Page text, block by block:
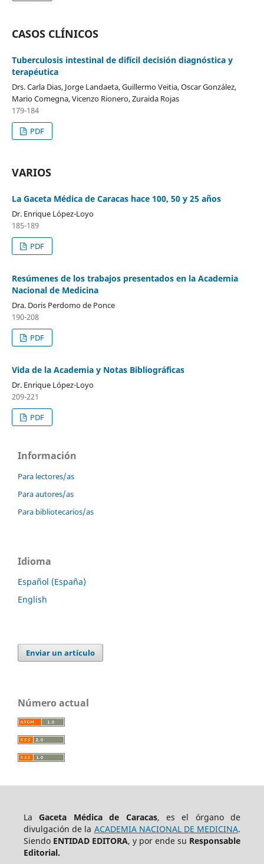
CASOS CLÍNICOS
Tuberculosis intestinal de difícil decisión diagnóstica y
terapéutica
Drs. Carla Dias, Jorge Landaeta, Guillermo Veitia, Oscar González,
Mario Comegna, Vicenzo Rionero, Zuraida Rojas
179-184
PDF
VARIOS
La Gaceta Médica de Caracas hace 100, 50 y 25 años
Dr. Enrique López-Loyo
185-189
PDF
Resúmenes de los trabajos presentados en la Academia
Nacional de Medicina
Dra. Doris Perdomo de Ponce
190-208
PDF
Vida de la Academia y Notas Bibliográficas
Dr. Enrique López-Loyo
209-221
PDF
Información
Para lectores/as
Para autores/as
Para bibliotecarios/as
Idioma
Español (España)
English
Enviar un artículo
Número actual
LaGaceta Médica de Caracas, es el órgano de
divulgación de la ACADEMIA NACIONAL DE MEDICINA.
Siendo ENTIDAD EDITORA, y por ende su Responsable
Editorial.